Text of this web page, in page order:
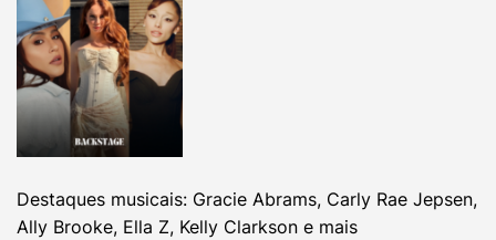
Destaques musicais: Gracie Abrams, Carly Rae Jepsen,
Ally Brooke, Ella Z, Kelly Clarkson e mais